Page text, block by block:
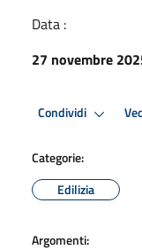
Data :
27 novembre
Condividi
Categorie:
Edilizia
Argomenti: